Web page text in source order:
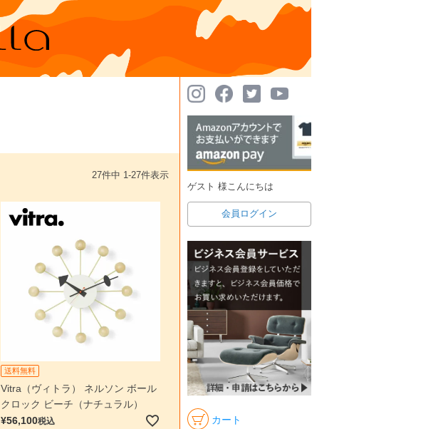
27件中 1-27件表示
送料無料
Vitra（ヴィトラ） ネルソン ボール
クロック ビーチ（ナチュラル）
¥56,100税込
ゲスト 様こんにちは
会員ログイン
カート